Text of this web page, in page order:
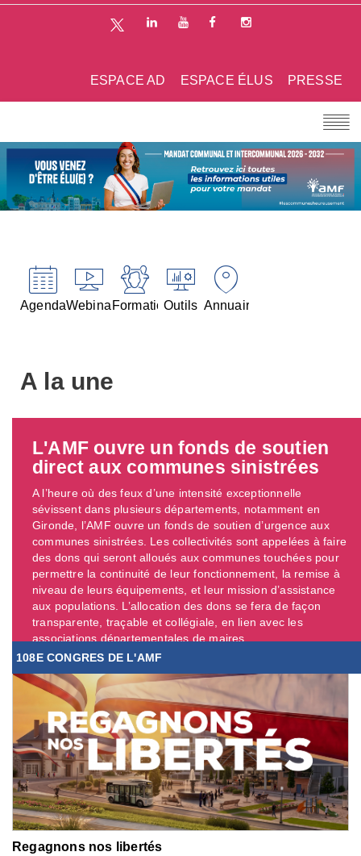
PRESSE
ESPACE ÉLUS
ESPACE AD
AgendaWebinairesFormationsOutils Annuaires
A la une
L'AMF ouvre un fonds de soutien
direct aux communes sinistrées
A l’heure où des feux d’une intensité exceptionnelle
sévissent dans plusieurs départements, notamment en
Gironde, l’AMF ouvre un fonds de soutien d’urgence aux
communes sinistrées. Les collectivités sont appelées à faire
des dons qui seront alloués aux communes touchées pour
permettre la continuité de leur fonctionnement, la remise à
niveau de leurs équipements, et leur mission d’assistance
aux populations. L’allocation des dons se fera de façon
transparente, traçable et collégiale, en lien avec les
associations départementales de maires. ...
108E CONGRES DE L'AMF
Regagnons nos libertés